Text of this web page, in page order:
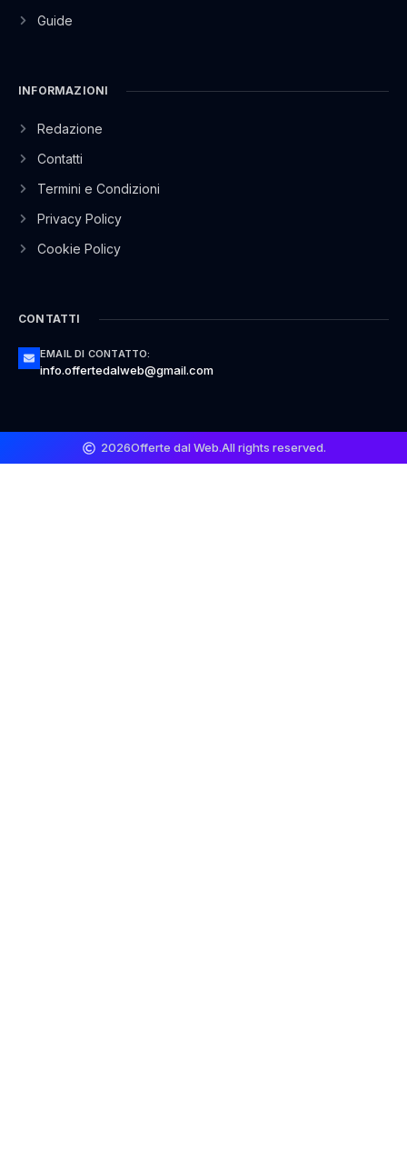
Guide
INFORMAZIONI
Redazione
Contatti
Termini e Condizioni
Privacy Policy
Cookie Policy
CONTATTI
EMAIL DI CONTATTO:
info.offertedalweb@gmail.com
2026Offerte dal Web.All rights reserved.